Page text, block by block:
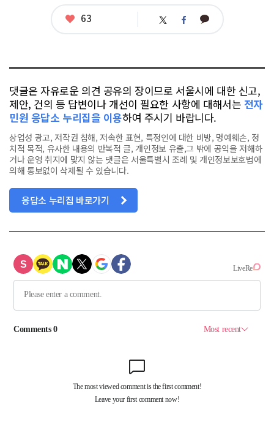
좋
63 트 페 카
댓글은 자유로운 의견 공유의 장이므로 서울시에 대한 신고,
제안, 건의 등 답변이나 개선이 필요한 사항에 대해서는 전자
민원 응답소 누리집을 이용하여 주시기 바랍니다.
상업성 광고, 저작권 침해, 저속한 표현, 특정인에 대한 비방, 명예훼손, 정
치적 목적, 유사한 내용의 반복적 글, 개인정보 유출,그 밖에 공익을 저해하
거나 운영 취지에 맞지 않는 댓글은 서울특별시 조례 및 개인정보보호법에
의해 통보없이 삭제될 수 있습니다.
응답소 누리집 바로가기